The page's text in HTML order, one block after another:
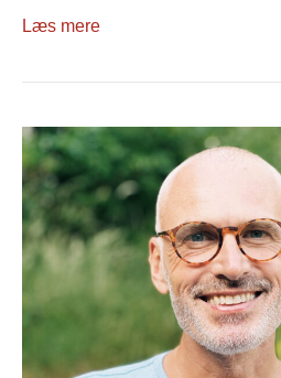
Læs mere